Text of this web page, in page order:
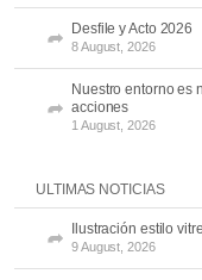
Desfile y Acto 2026
8 August, 2026
Nuestro entorno es
acciones
1 August, 2026
ULTIMAS NOTICIAS
Ilustración estilo
9 August, 2026